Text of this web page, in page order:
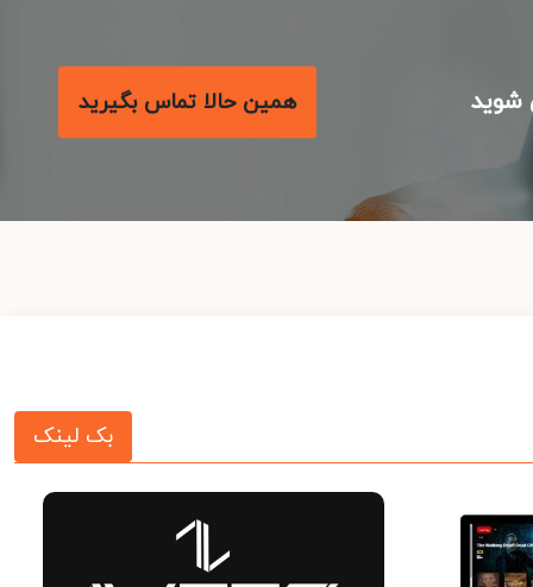
همین حالا تماس بگیرید
بک لینک